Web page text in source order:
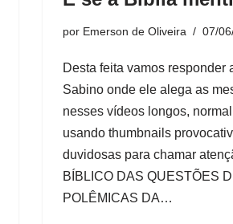
por Emerson de Oliveira 07/
Desta feita vamos responder
Sabino onde ele alega as
nesses vídeos longos,
usando thumbnails
duvidosas para chamar
BÍBLICO DAS QUESTÕES
POLÊMICAS DA…